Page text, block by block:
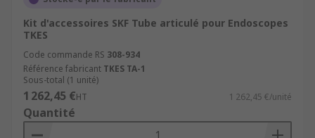
Kit d'accessoires SKF Tube articulé pour Endoscopes
TKES
Code commande RS 308-934
Référence fabricant TKES TA-1
Sous-total (1 unité)
1 262,45 €HT 1 262,45 €/unité
Quantité